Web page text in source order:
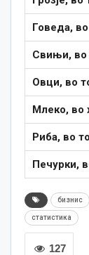
Говеда,
Свињи, во
Овци, во
Млеко, во
Риба, во
Печурки,
бизнис
статистика
127